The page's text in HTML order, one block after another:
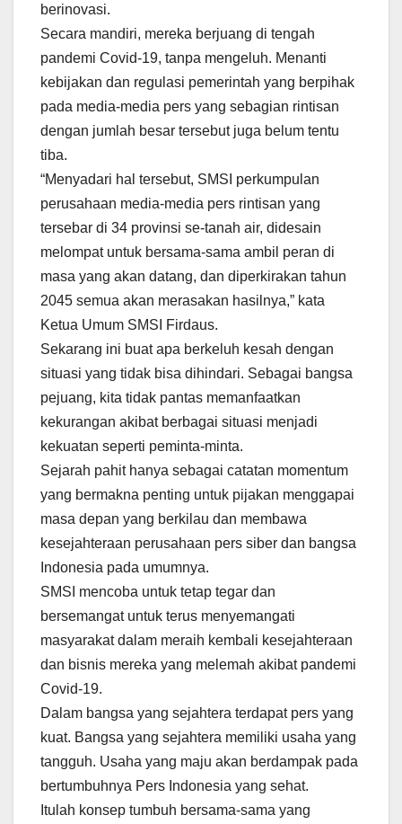
berinovasi.
Secara mandiri, mereka berjuang di tengah
pandemi Covid-19, tanpa mengeluh. Menanti
kebijakan dan regulasi pemerintah yang berpihak
pada media-media pers yang sebagian rintisan
dengan jumlah besar tersebut juga belum tentu
tiba.
“Menyadari hal tersebut, SMSI perkumpulan
perusahaan media-media pers rintisan yang
tersebar di 34 provinsi se-tanah air, didesain
melompat untuk bersama-sama ambil peran di
masa yang akan datang, dan diperkirakan tahun
2045 semua akan merasakan hasilnya,” kata
Ketua Umum SMSI Firdaus.
Sekarang ini buat apa berkeluh kesah dengan
situasi yang tidak bisa dihindari. Sebagai bangsa
pejuang, kita tidak pantas memanfaatkan
kekurangan akibat berbagai situasi menjadi
kekuatan seperti peminta-minta.
Sejarah pahit hanya sebagai catatan momentum
yang bermakna penting untuk pijakan menggapai
masa depan yang berkilau dan membawa
kesejahteraan perusahaan pers siber dan bangsa
Indonesia pada umumnya.
SMSI mencoba untuk tetap tegar dan
bersemangat untuk terus menyemangati
masyarakat dalam meraih kembali kesejahteraan
dan bisnis mereka yang melemah akibat pandemi
Covid-19.
Dalam bangsa yang sejahtera terdapat pers yang
kuat. Bangsa yang sejahtera memiliki usaha yang
tangguh. Usaha yang maju akan berdampak pada
bertumbuhnya Pers Indonesia yang sehat.
Itulah konsep tumbuh bersama-sama yang